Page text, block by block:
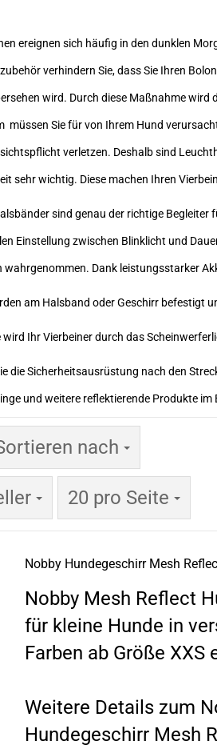
ereignen sich häufig in den dunklen
verhindern Sie, dass Sie Ihren
wird. Durch diese Maßnahme
müssen Sie für von Ihrem Hund
verletzen. Deshalb sind
sehr wichtig. Diese machen Ihren
sind genau der richtige
Einstellung zwischen Blinklicht und
wahrgenommen. Dank leistungsstarker
am Halsband oder Geschirr befestigt
wird Ihr Vierbeiner durch das
die Sicherheitsausrüstung nach den
und weitere reflektierende Produkte im
nach
nach
20 pro Seite
pro Seite
Nobby Hundegeschirr Mesh
Nobby Mesh Reflect
für kleine Hunde in
Farben ab Größe XXS
Weitere Details zum
Hundegeschirr Mesh